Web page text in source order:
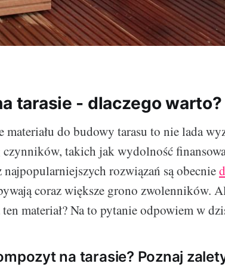
tarasie - dlaczego warto?
materiału do budowy tarasu to nie lada
czynników, takich jak wydolność
najpopularniejszych rozwiązań są obecnie
coraz większe grono zwolenników.
ten materiał? Na to pytanie odpowiem w
na tarasie? Poznaj